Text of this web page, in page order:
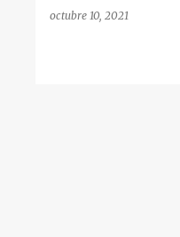
octubre 10, 2021